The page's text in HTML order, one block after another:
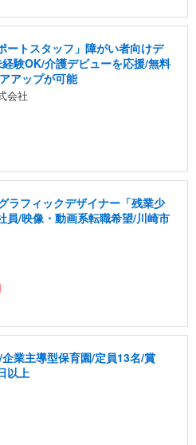
ートスタッフ」障がい者向けデ
験OK/介護デビューを応援/無料
アップが可能
会社
ラフィックデザイナー「残業少
員/映像・動画系転職希望/川崎市
企業主導型保育園/定員13名/賞
以上